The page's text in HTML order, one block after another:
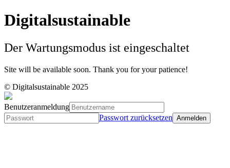
Digitalsustainable
Der Wartungsmodus ist eingeschaltet
Site will be available soon. Thank you for your patience!
© Digitalsustainable 2025
Benutzeranmeldung
Passwort zurücksetzen